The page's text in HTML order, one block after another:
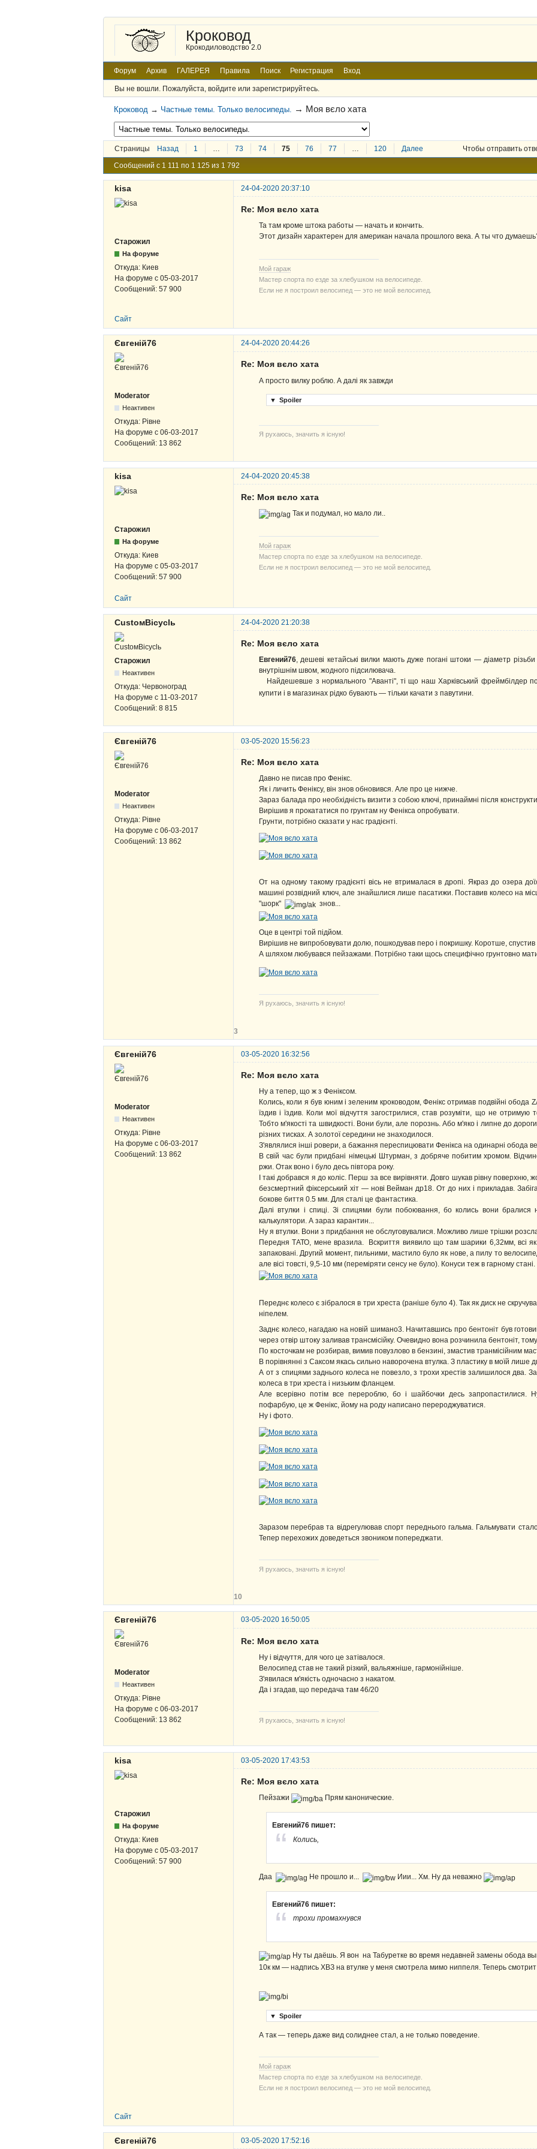
Кроковод
Крокодиловодство 2.0
Форум Архив ГАЛЕРЕЯ Правила Поиск Регистрация Вход
Вы не вошли. Пожалуйста, войдите или зарегистрируйтесь.
Кроковод → Частные темы. Только велосипеды. → Моя вєло хата
Страницы Назад 1 … 73 74 75 76 77 … 120 Далее Чтобы отправить
Сообщений с 1 111 по 1 125 из 1 792
kisa 24-04-2020 20:37:10
Старожил
На форуме
Откуда: Киев
На форуме с 05-03-2017
Сообщений: 57 900
Re: Моя вєло хата
Та там кроме штока работы — начать и кончить.
Этот дизайн характерен для американ начала прошлого века. А ты что
Мой гараж
Мастер спорта по езде за хлебушком на велосипеде.
Если не я построил велосипед — это не мой велосипед.
Сайт
Євгеній76 24-04-2020 20:44:26
Moderator
Неактивен
Откуда: Рівне
На форуме с 06-03-2017
Сообщений: 13 862
Re: Моя вєло хата
А просто вилку роблю. А далі як завжди
▼ Spoiler
Я рухаюсь, значить я існую!
kisa 24-04-2020 20:45:38
Старожил
На форуме
Откуда: Киев
На форуме с 05-03-2017
Сообщений: 57 900
Re: Моя вєло хата
Так и подумал, но мало ли..
Мой гараж
Мастер спорта по езде за хлебушком на велосипеде.
Если не я построил велосипед — это не мой велосипед.
Сайт
CustoмBicyclь 24-04-2020 21:20:38
Старожил
Неактивен
Откуда: Червоноград
На форуме с 11-03-2017
Сообщений: 8 815
Re: Моя вєло хата
Евгений76, дешеві кетайські вилки мають дуже погані штоки — діаметр
внутрішнім швом, жодного підсилювача.
Найдешевше з нормального "Аванті", ті що наш Харківський фреймбілдер
купити і в магазинах рідко бувають — тільки качати з павутини.
Євгеній76 03-05-2020 15:56:23
Moderator
Неактивен
Откуда: Рівне
На форуме с 06-03-2017
Сообщений: 13 862
Re: Моя вєло хата
Давно не писав про Фенікс.
Як і личить Феніксу, він знов обновився. Але про це нижче.
Зараз балада про необхідність визити з собою ключі, принаймні після
Вирішив я прокататися по грунтам ну Фенікса опробувати.
Грунти, потрібно сказати у нас градієнті.
От на одному такому градієнті вісь не втрималася в дропі. Якраз до озера
машині розвідний ключ, але знайшлися лише пасатижи. Поставив колесо на
"шорк"
знов...
Оце в центрі той підйом.
Вирішив не випробовувати долю, пошкодував перо і покришку. Коротше,
А шляхом любувався пейзажами. Потрібно таки щось специфічно грунтовно
Я рухаюсь, значить я існую!
3
Євгеній76 03-05-2020 16:32:56
Moderator
Неактивен
Откуда: Рівне
На форуме с 06-03-2017
Сообщений: 13 862
Re: Моя вєло хата
Ну а тепер, що ж з Феніксом.
Колись, коли я був юним і зеленим кроководом, Фенікс отримав подвійні
їздив і їздив. Коли мої відчуття загострилися, став розуміти, що не
Тобто м'якості та швидкості. Вони були, але порознь. Або м'яко і липне до
різних тисках. А золотої середини не знаходилося.
З'являлися інші ровери, а бажання переспицювати Фенікса на одинарні обода
В свій час були придбані німецькі Штурман, з добряче побитим хромом.
ржи. Отак воно і було десь півтора року.
І такі добрався я до коліс. Перш за все вирівняти. Довго шукав рівну
безсмертний фіксерський хіт — нові Вейман др18. От до них і прикладав.
бокове биття 0.5 мм. Для сталі це фантастика.
Далі втулки і спиці. Зі спицями були побоювання, бо колись вони бралися
калькулятори. А зараз карантин...
Ну я втулки. Вони з придбання не обслуговувалися. Можливо лише трішки
Передня ТАТО, мене вразила. Вскриття виявило що там шарики 6,32мм, всі
запаковані. Другий момент, пильними, мастило було як нове, а пилу то
але вісі товсті, 9,5-10 мм (переміряти сенсу не було). Конуси теж в гарному стані.
Переднє колесо є зібралося в три хреста (раніше було 4). Так як диск не
ніпелем.
Заднє колесо, нагадаю на новій шимано3. Начитавшись про бентоніт був
через отвір штоку заливав трансмісійку. Очевидно вона розчинила бентоніт,
По косточкам не розбирав, вимив повузлово в бензині, змастив транмісійним
В порівнянні з Саксом якась сильно наворочена втулка. З пластику в моїй лише
А от з спицями заднього колеса не повезло, з трохи хрестів залишилося два.
колеса в три хреста і низьким фланцем.
Але всерівно потім все перероблю, бо і шайбочки десь запропастилися.
пофарбую, це ж Фенікс, йому на роду написано перероджуватися.
Ну і фото.
Заразом перебрав та відрегулював спорт переднього гальма. Гальмувати
Тепер перехожих доведеться звоником попереджати.
Я рухаюсь, значить я існую!
10
Євгеній76 03-05-2020 16:50:05
Moderator
Неактивен
Откуда: Рівне
На форуме с 06-03-2017
Сообщений: 13 862
Re: Моя вєло хата
Ну і відчуття, для чого це затівалося.
Велосипед став не такий різкий, вальяжніше, гармонійніше.
З'явилася м'якість одночасно з накатом.
Да і згадав, що передача там 46/20
Я рухаюсь, значить я існую!
kisa 03-05-2020 17:43:53
Старожил
На форуме
Откуда: Киев
На форуме с 05-03-2017
Сообщений: 57 900
Re: Моя вєло хата
Пейзажи Прям канонические.
Евгений76 пишет:
Колись,
Даа Не прошло и... Иии... Хм. Ну да неважно
Евгений76 пишет:
трохи промахнувся
Ну ты даёшь. Я вон на Табуретке во время недавней замены обода
10к км — надпись ХВЗ на втулке у меня смотрела мимо ниппеля. Теперь
▼ Spoiler
А так — теперь даже вид солиднее стал, а не только поведение.
Мой гараж
Мастер спорта по езде за хлебушком на велосипеде.
Если не я построил велосипед — это не мой велосипед.
Сайт
Євгеній76 03-05-2020 17:52:16